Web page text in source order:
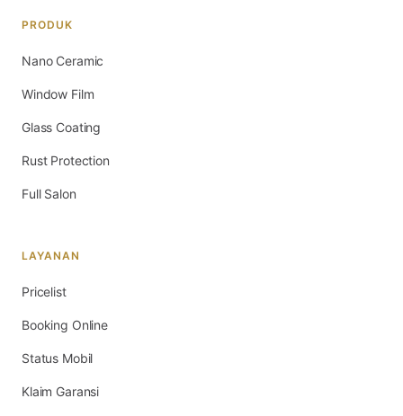
PRODUK
Nano Ceramic
Window Film
Glass Coating
Rust Protection
Full Salon
LAYANAN
Pricelist
Booking Online
Status Mobil
Klaim Garansi